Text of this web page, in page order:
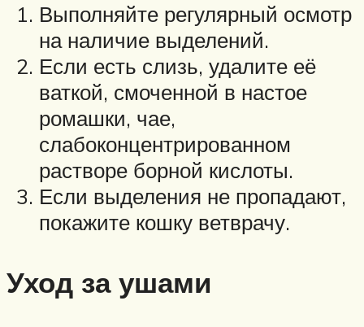
Выполняйте регулярный осмотр
на наличие выделений.
Если есть слизь, удалите её
ваткой, смоченной в настое
ромашки, чае,
слабоконцентрированном
растворе борной кислоты.
Если выделения не пропадают,
покажите кошку ветврачу.
Уход за ушами